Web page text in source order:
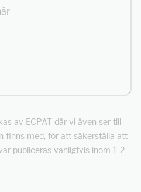
av ECPAT där vi även ser till
finns med, för att säkerställa att
publiceras vanligtvis inom 1-2